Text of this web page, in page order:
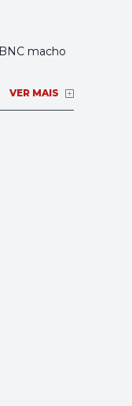
macho
VER MAIS